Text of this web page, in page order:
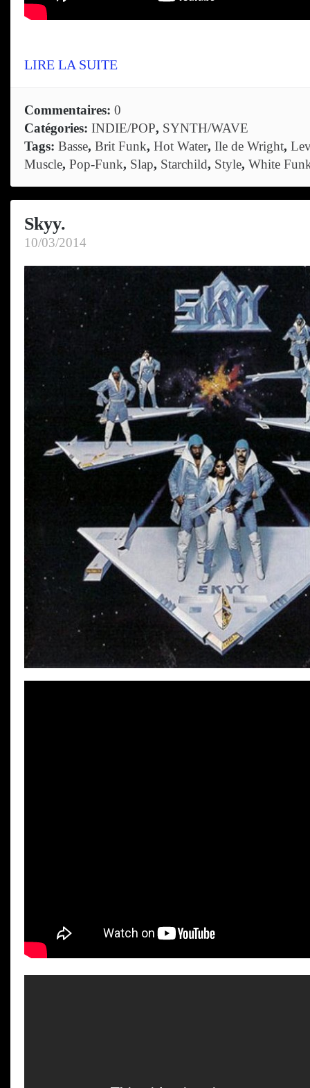
LIRE LA SUITE
Commentaires: 0
Catégories: INDIE/POP, SYNTH/WAVE
Tags: Basse, Brit Funk, Hot Water, Ile de Wright,
Muscle, Pop-Funk, Slap, Starchild, Style, White
Skyy.
10/03/2014